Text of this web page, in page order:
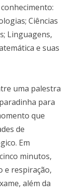
Ciências
Linguagens,
e suas
uma palestra
para
que
de
Em
minutos,
e respiração,
além da